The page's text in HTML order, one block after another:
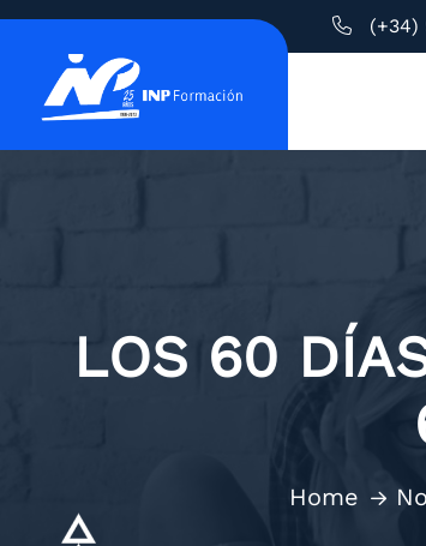
(+34)
LOS 60
Home